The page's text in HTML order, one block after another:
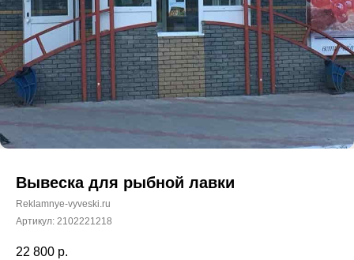
Вывеска для рыбной лавки
Reklamnye-vyveski.ru
Артикул: 2102221218
22 800 р.